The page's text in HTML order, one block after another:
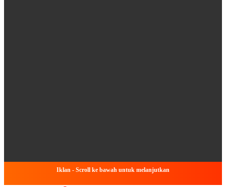
Iklan - Scroll ke bawah untuk melanjutkan